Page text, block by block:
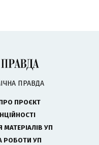
ПРАВДА
ПРОЄКТ
УП
РОБОТИ УП